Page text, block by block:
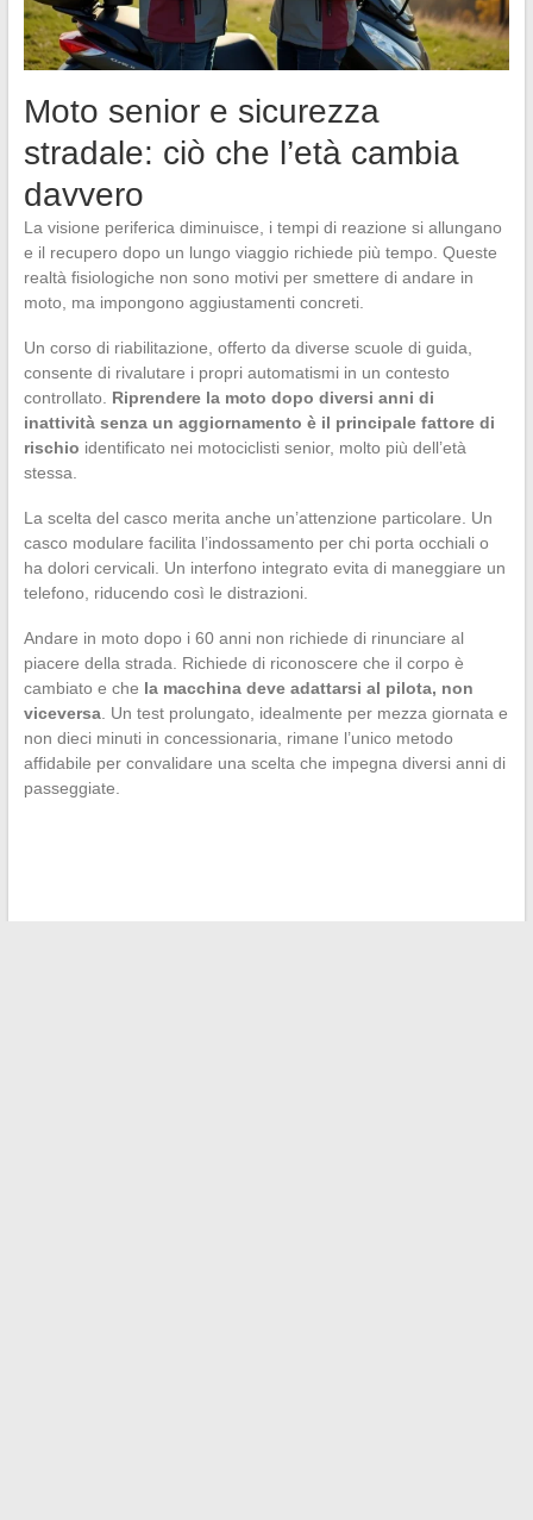
Moto senior e sicurezza
stradale: ciò che l’età cambia
davvero
La visione periferica diminuisce, i tempi di reazione si allungano
e il recupero dopo un lungo viaggio richiede più tempo. Queste
realtà fisiologiche non sono motivi per smettere di andare in
moto, ma impongono aggiustamenti concreti.
Un corso di riabilitazione, offerto da diverse scuole di guida,
consente di rivalutare i propri automatismi in un contesto
controllato. Riprendere la moto dopo diversi anni di
inattività senza un aggiornamento è il principale fattore di
rischio identificato nei motociclisti senior, molto più dell’età
stessa.
La scelta del casco merita anche un’attenzione particolare. Un
casco modulare facilita l’indossamento per chi porta occhiali o
ha dolori cervicali. Un interfono integrato evita di maneggiare un
telefono, riducendo così le distrazioni.
Andare in moto dopo i 60 anni non richiede di rinunciare al
piacere della strada. Richiede di riconoscere che il corpo è
cambiato e che la macchina deve adattarsi al pilota, non
viceversa. Un test prolungato, idealmente per mezza giornata e
non dieci minuti in concessionaria, rimane l’unico metodo
affidabile per convalidare una scelta che impegna diversi anni di
passeggiate.